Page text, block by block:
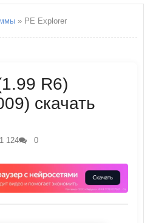
» PE Explorer
R6)
скачать
1 124
0